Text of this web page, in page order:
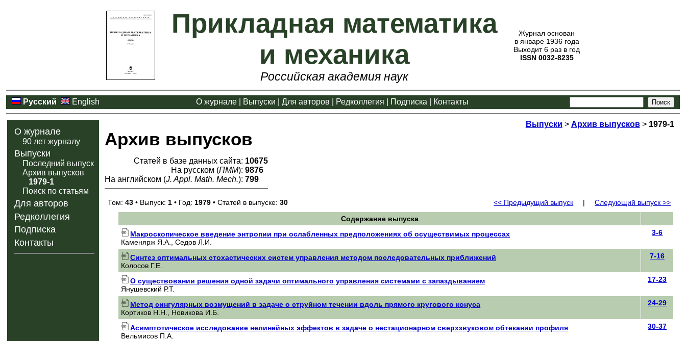
Прикладная математика
и механика
Российская академия наук
Журнал основан
в январе 1936 года
Выходит 6 раз в год
ISSN 0032-8235
Русский English О журнале Выпуски Для авторов Редколлегия Подписка Контакты
О журнале
90 лет журналу
Выпуски
Последний выпуск
Архив выпусков
1979-1
Поиск по статьям
Для авторов
Редколлегия
Подписка
Контакты
Выпуски > Архив выпусков> 1979-1
Архив выпусков
Статей в базе данных сайта: 10675
На русском (ПММ): 9876
На английском (J. Appl. Math. Mech.): 799
Том:43 • Выпуск: 1 • Год: 1979 • Статей в выпуске:30 << Предыдущий выпуск | Следующий выпуск >>
Содержание выпуска
Макроскопическое введение энтропии при ослабленных предположениях об осуществимых процессах
Каменярж Я.А., Седов Л.И.
3-6
Синтез оптимальных стохастических систем управления методом последовательных приближений
Колосов Г.Е.
7-16
О существовании решения одной задачи оптимального управления системами с запаздыванием
Янушевский Р.Т.
17-23
Метод сингулярных возмущений в задаче о струйном течении вдоль прямого кругового конуса
Кортиков Н.Н., Новикова И.Б.
24-29
Асимптотическое исследование нелинейных эффектов в задаче о нестационарном сверхзвуковом обтекании профиля
Вельмисов П.А.
30-37